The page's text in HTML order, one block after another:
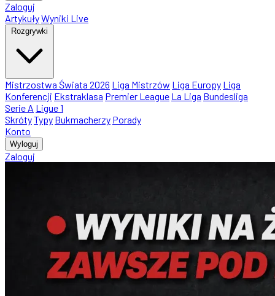
Zaloguj
ArtykułyWyniki Live
Rozgrywki
Mistrzostwa Świata 2026 Liga Mistrzów Liga Europy Liga
Konferencji Ekstraklasa Premier League La Liga Bundesliga
Serie A Ligue 1
SkrótyTypy Bukmacherzy Porady
Konto
Wyloguj
Zaloguj